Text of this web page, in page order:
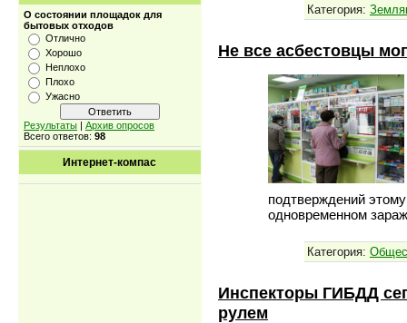
О состоянии площадок для
бытовых отходов
Отлично
Хорошо
Неплохо
Плохо
Ужасно
Результаты | Архив опросов
Всего ответов: 98
Интернет-компас
Категория:
Не все асбестовцы
подтверждений этому
одновременном
Категория:
Инспекторы ГИБДД
рулем